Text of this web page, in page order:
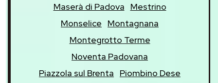
Maserà di Padova
Mestrino
Monselice
Montagnana
Montegrotto Terme
Noventa Padovana
Piazzola sul Brenta
Piombino Dese